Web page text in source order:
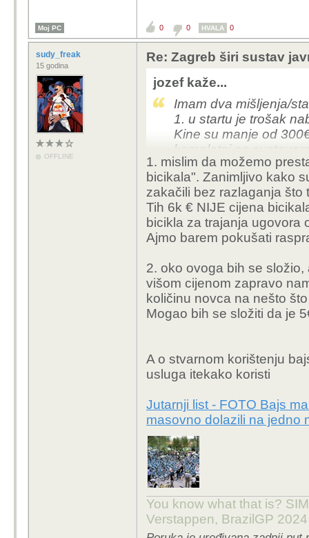
Moj PC 0 0 HVALA 0
sudy_freak
15 godina
OFFLINE
Re: Zagreb širi sustav
jozef kaže...
Imam dva mišljenja/
1. u startu je trošak
Kine su manje od
kompletni sa
na alibabi). Istina, ovi
opravdali višestruko
već bila prisutna kod
iskustva raznolika. U
istekle njihova usluga
nestali?).
po pola sata,
htio isprobati i nije
Za to vrijeme neki car
samo 5€ (što nije
1. mislim da možemo
bicikala". Zanimljivo kako
zakačili bez razlaganja što
Tih 6k € NIJE cijena
bicikla za trajanja ugovora
Ajmo barem pokušati
2. oko ovoga bih se
višom cijenom zapravo
količinu novca na nešto
Mogao bih se složiti da je
A o stvarnom korištenju
usluga itekako koristi
Jutarnji list - FOTO Bajs
masovno dolazili na jedno
You know what that is?
Verstappen, BrazilGP 2024